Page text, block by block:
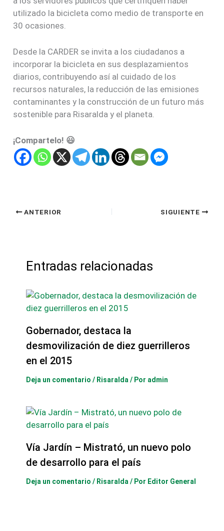
utilizado la bicicleta como medio de transporte en
30 ocasiones.
Desde la CARDER se invita a los ciudadanos a
incorporar la bicicleta en sus desplazamientos
diarios, contribuyendo así al cuidado de los
recursos naturales, la reducción de las emisiones
contaminantes y la construcción de un futuro más
sostenible para Risaralda y el planeta.
¡Compartelo! 😃
ANTERIOR SIGUIENTE
Entradas relacionadas
Gobernador, destaca la
desmovilización de diez guerrilleros
en el 2015
Deja un comentario / Risaralda / Por admin
Vía Jardín – Mistrató, un nuevo polo
de desarrollo para el país
Deja un comentario / Risaralda / Por Editor General